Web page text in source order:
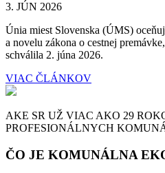
3. JÚN 2026
Únia miest Slovenska (ÚMS)
a novelu zákona o cestnej
schválila 2. júna 2026.
VIAC ČLÁNKOV
AKE SR UŽ VIAC AKO 29
PROFESIONÁLNYCH
ČO JE KOMUNÁLNA